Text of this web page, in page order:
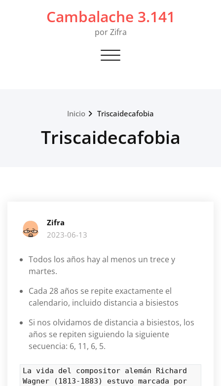
Cambalache 3.141
por Zifra
Alternar navegación
Inicio Triscaidecafobia
Triscaidecafobia
Zifra
2023-06-13
Todos los años hay al menos un trece y
martes.
Cada 28 años se repite exactamente el
calendario, incluido distancia a bisiestos
Si nos olvidamos de distancia a bisiestos, los
años se repiten siguiendo la siguiente
secuencia: 6, 11, 6, 5.
La vida del compositor alemán Richard
Wagner (1813-1883) estuvo marcada por